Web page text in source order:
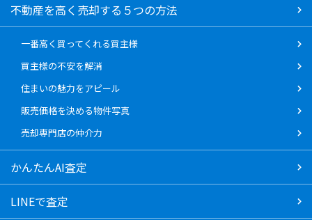
不動産を高く売却する５つの方法
一番高く買ってくれる買主様
買主様の不安を解消
住まいの魅力をアピール
販売価格を決める物件写真
売却専門店の仲介力
かんたんAI査定
LINEで査定